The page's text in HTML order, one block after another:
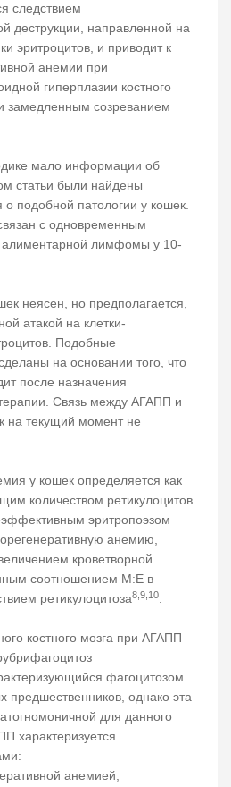
следствием
деструкции, направленной на
эритроцитов, и приводит к
анемии при
гиперплазии костного
замедленным созреванием
мало информации об
статьи были найдены
подобной патологии у кошек.
с одновременным
лимфомы у 10-
неясен, но предполагается,
атакой на клетки-
Подобные
на основании того, что
после назначения
Связь между АГАПП и
на текущий момент не
у кошек определяется как
количеством ретикулоцитов
эритропоэзом
анемию,
кроветворной
соотношением М:Е в
ретикулоцитоза8,9,10.
костного мозга при АГАПП
фагоцитозом
предшественников, однако эта
для данного
характеризуется
анемией;